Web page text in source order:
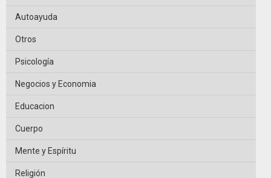
Autoayuda
Otros
Psicología
Negocios y Economia
Educacion
Cuerpo
Mente y Espíritu
Religión